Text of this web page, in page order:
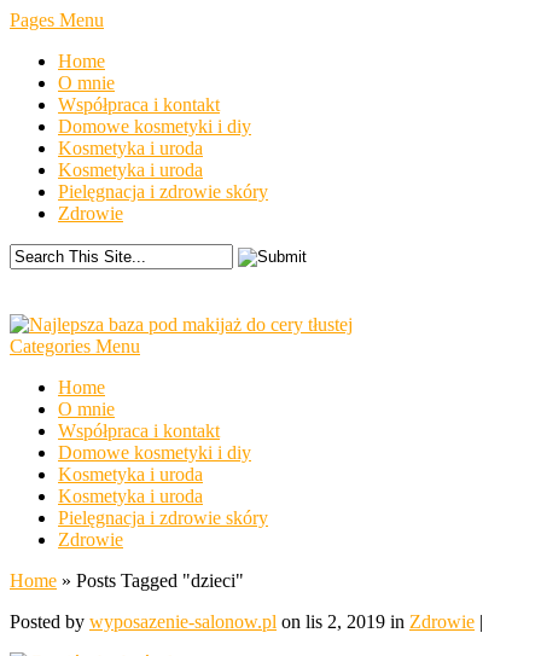
Pages Menu
Home
O mnie
Współpraca i kontakt
Domowe kosmetyki i diy
Kosmetyka i uroda
Kosmetyka i uroda
Pielęgnacja i zdrowie skóry
Zdrowie
Categories Menu
Home
O mnie
Współpraca i kontakt
Domowe kosmetyki i diy
Kosmetyka i uroda
Kosmetyka i uroda
Pielęgnacja i zdrowie skóry
Zdrowie
Home » Posts Tagged "dzieci"
Posted by wyposazenie-salonow.pl on lis 2, 2019 in Zdrowie |